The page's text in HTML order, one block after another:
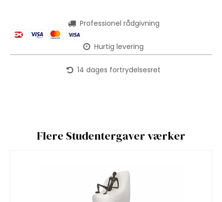
Professionel rådgivning
Hurtig levering
14 dages fortrydelsesret
Flere Studentergaver værker